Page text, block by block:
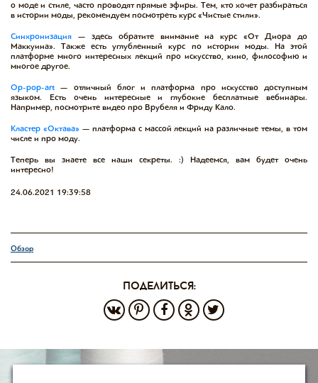
о моде и стиле, часто проводят прямые эфиры. Тем, кто хочет разбираться
в истории моды, рекомендуем посмотреть курс «Чистые стили».
Синхронизация — здесь обратите внимание на курс «От Диора до
Маккуина». Также есть углубленный курс по истории моды. На этой
платформе много интересных лекций про искусство, кино, философию и
многое другое.
Op-pop-art — отличный блог и платформа про искусство доступным
языком. Есть очень интересные и глубокие бесплатные вебинары.
Например, посмотрите видео про Врубеля и Фриду Кало.
Кластер «Октава» — платформа с массой лекций на различные темы, в том
числе и про моду.
Теперь вы знаете все наши секреты. :) Надеемся, вам будет очень
интересно!
24.06.2021 19:39:58
Обзор
поделиться: